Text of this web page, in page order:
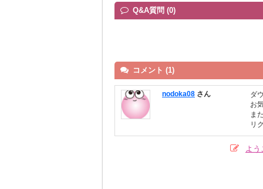
Q&A質問 (0)
コメント (1)
nodoka08 さん
ダ
お
ま
リ
よ